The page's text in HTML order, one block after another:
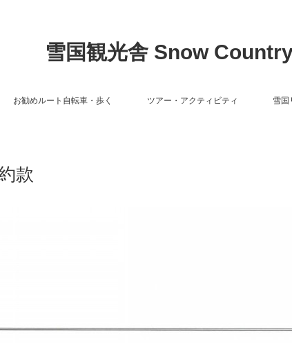
雪国観光舎 Snow
お勧めルート自転車・歩く ツアー・アクティビティ 雪国
款